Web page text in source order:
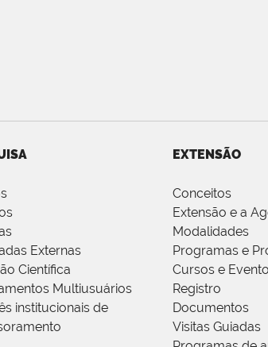
Externas
Científica
Multiusuários
institucionais de
EXTENSÃO
Conceitos
Extensão e a
Modalidades
Programas e
Cursos e
Registro
Documentos
Visitas Guiadas